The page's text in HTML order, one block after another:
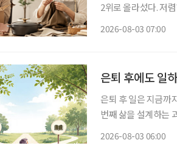
2위로 올라섰다. 저
2026-08-03 07:00
은퇴 후에도 일
은퇴 후 일은 지금까
번째 삶을 설계하는 과정이다. 은퇴를 앞뒀거나 회사를 나온 뒤
2026-08-03 06:00